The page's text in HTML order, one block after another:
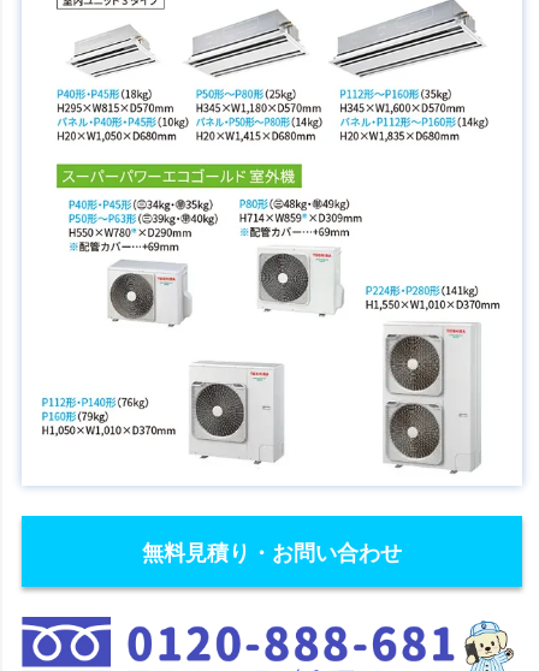
無料見積り・お問い合わせ